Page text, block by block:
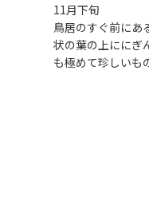
11月下旬
鳥居のすぐ前にあ
状の葉の上ににぎ
も極めて珍しいも